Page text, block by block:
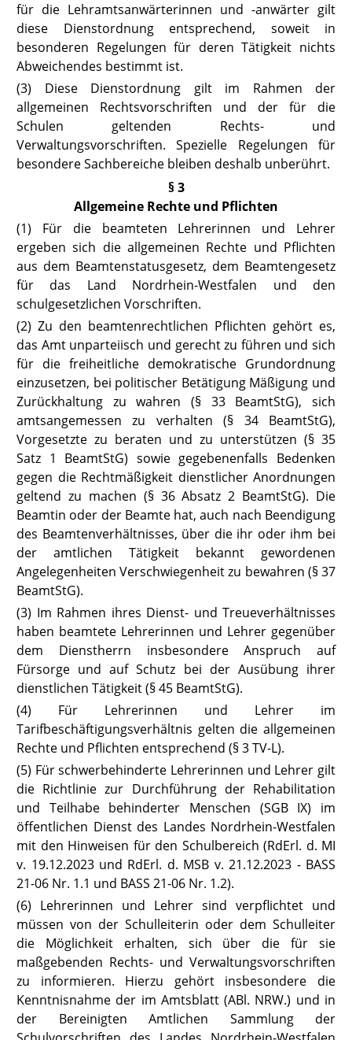
für die Lehramtsanwärterinnen und -anwärter gilt
diese Dienstordnung entsprechend, soweit in
besonderen Regelungen für deren Tätigkeit nichts
Abweichendes bestimmt ist.
(3) Diese Dienstordnung gilt im Rahmen der
allgemeinen Rechtsvorschriften und der für die
Schulen geltenden Rechts- und
Verwaltungsvorschriften. Spezielle Regelungen für
besondere Sachbereiche bleiben deshalb unberührt.
§ 3
Allgemeine Rechte und Pflichten
(1) Für die beamteten Lehrerinnen und Lehrer
ergeben sich die allgemeinen Rechte und Pflichten
aus dem Beamtenstatusgesetz, dem Beamtengesetz
für das Land Nordrhein-Westfalen und den
schulgesetzlichen Vorschriften.
(2) Zu den beamtenrechtlichen Pflichten gehört es,
das Amt unparteiisch und gerecht zu führen und sich
für die freiheitliche demokratische Grundordnung
einzusetzen, bei politischer Betätigung Mäßigung und
Zurückhaltung zu wahren (§ 33 BeamtStG), sich
amtsangemessen zu verhalten (§ 34 BeamtStG),
Vorgesetzte zu beraten und zu unterstützen (§ 35
Satz 1 BeamtStG) sowie gegebenenfalls Bedenken
gegen die Rechtmäßigkeit dienstlicher Anordnungen
geltend zu machen (§ 36 Absatz 2 BeamtStG). Die
Beamtin oder der Beamte hat, auch nach Beendigung
des Beamtenverhältnisses, über die ihr oder ihm bei
der amtlichen Tätigkeit bekannt gewordenen
Angelegenheiten Verschwiegenheit zu bewahren (§ 37
BeamtStG).
(3) Im Rahmen ihres Dienst- und Treueverhältnisses
haben beamtete Lehrerinnen und Lehrer gegenüber
dem Dienstherrn insbesondere Anspruch auf
Fürsorge und auf Schutz bei der Ausübung ihrer
dienstlichen Tätigkeit (§ 45 BeamtStG).
(4) Für Lehrerinnen und Lehrer im
Tarifbeschäftigungsverhältnis gelten die allgemeinen
Rechte und Pflichten entsprechend (§ 3TV-L).
(5) Für schwerbehinderte Lehrerinnen und Lehrer gilt
die Richtlinie zur Durchführung der Rehabilitation
und Teilhabe behinderter Menschen (SGB IX) im
öffentlichen Dienst des Landes Nordrhein-Westfalen
mit den Hinweisen für den Schulbereich (RdErl. d. MI
v. 19.12.2023 und RdErl. d. MSB v. 21.12.2023 -BASS
21-06 Nr. 1.1 und BASS 21-06 Nr. 1.2).
(6) Lehrerinnen und Lehrer sind verpflichtet und
müssen von der Schulleiterin oder dem Schulleiter
die Möglichkeit erhalten, sich über die für sie
maßgebenden Rechts- und Verwaltungsvorschriften
zu informieren. Hierzu gehört insbesondere die
Kenntnisnahme der im Amtsblatt (ABl. NRW.) und in
der Bereinigten Amtlichen Sammlung der